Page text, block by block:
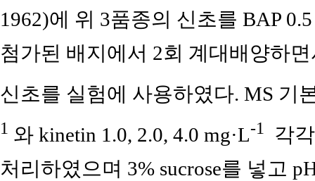
1962)에 위 3품종의 신초를 BAP 0.5
첨가된 배지에서 2회 계대배양하
신초를 실험에 사용하였다. MS 기
1 와 kinetin 1.0, 2.0, 4.0 mg·L-1
각
처리하였으며 3% sucrose를 넣고